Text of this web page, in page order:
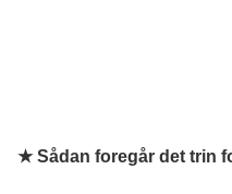
★ Sådan foregår det trin